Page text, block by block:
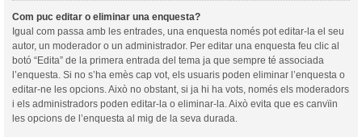
Com puc editar o eliminar una enquesta?
Igual com passa amb les entrades, una enquesta només pot editar-la el seu
autor, un moderador o un administrador. Per editar una enquesta feu clic al
botó “Edita” de la primera entrada del tema ja que sempre té associada
l’enquesta. Si no s’ha emès cap vot, els usuaris poden eliminar l’enquesta o
editar-ne les opcions. Això no obstant, si ja hi ha vots, només els moderadors
i els administradors poden editar-la o eliminar-la. Això evita que es canvïin
les opcions de l’enquesta al mig de la seva durada.